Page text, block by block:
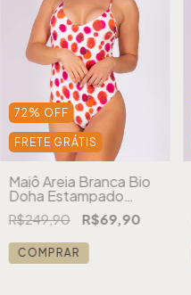
72% OFF
FRETE GRÁTIS
Maiô Areia Branca Bio
Doha Estampado
Vermelho
R$249,90 R$69,90
COMPRAR